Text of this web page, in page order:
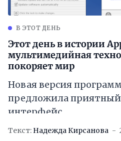
В ЭТОТ ДЕНЬ
Этот день в истории
мультимедийная
покоряет мир
Новая версия
предложила приятный
интерфейс
Текст: Надежда Кирсанова